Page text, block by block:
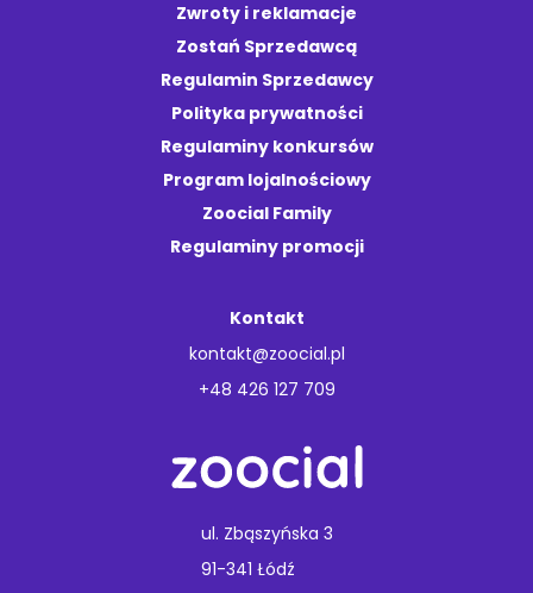
Zwroty i reklamacje
Zostań Sprzedawcą
Regulamin Sprzedawcy
Polityka prywatności
Regulaminy konkursów
Program lojalnościowy
Zoocial Family
Regulaminy promocji
Kontakt
kontakt@zoocial.pl
+48 426 127 709
ul. Zbąszyńska 3
91-341 Łódź